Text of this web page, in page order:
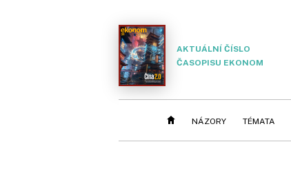
AKTUÁLNÍ ČÍSLO
ČASOPISU EKONOM
NÁZORY TÉMATA